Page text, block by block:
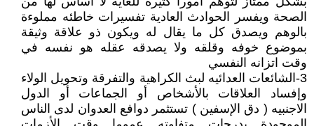
الصحة ويفسر الحوادث العادية تفسيرات خاطئه مملوءة
بالوهم ويصدق كل ما يقال له ويكون ذو علاقة وثيقة
بموضوع خوفه وقلقه ولا يصدقه عقله هو نفسه في
وقت اتزانه النفسي
3-الشائعات العدائيه لبث الكراهية والتفرقة وتحويل الولاء
وإفساد العلاقات بالأشخاص أو الجماعات أو الدول
الاجنبيه ( دق الإسفين ) تستثمر دوافع العدوان لدى الناس